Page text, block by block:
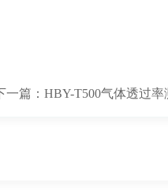
一篇： HBY-T500气体透过率